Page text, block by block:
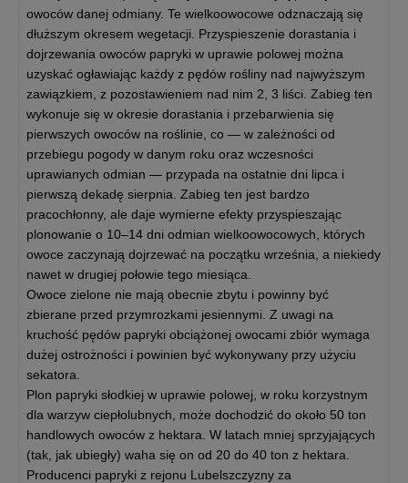
owoców danej odmiany. Te wielkoowocowe odznaczają się
dłuższym okresem wegetacji. Przyspieszenie dorastania i
dojrzewania owoców papryki w uprawie polowej można
uzyskać ogławiając każdy z pędów rośliny nad najwyższym
zawiązkiem, z pozostawieniem nad nim 2, 3 liści. Zabieg ten
wykonuje się w okresie dorastania i przebarwienia się
pierwszych owoców na roślinie, co — w zależności od
przebiegu pogody w danym roku oraz wczesności
uprawianych odmian — przypada na ostatnie dni lipca i
pierwszą dekadę sierpnia. Zabieg ten jest bardzo
pracochłonny, ale daje wymierne efekty przyspieszając
plonowanie o 10–14 dni odmian wielkoowocowych, których
owoce zaczynają dojrzewać na początku września, a niekiedy
nawet w drugiej połowie tego miesiąca.
Owoce zielone nie mają obecnie zbytu i powinny być
zbierane przed przymrozkami jesiennymi. Z uwagi na
kruchość pędów papryki obciążonej owocami zbiór wymaga
dużej ostrożności i powinien być wykonywany przy użyciu
sekatora.
Plon papryki słodkiej w uprawie polowej, w roku korzystnym
dla warzyw ciepłolubnych, może dochodzić do około 50 ton
handlowych owoców z hektara. W latach mniej sprzyjających
(tak, jak ubiegły) waha się on od 20 do 40 ton z hektara.
Producenci papryki z rejonu Lubelszczyzny za